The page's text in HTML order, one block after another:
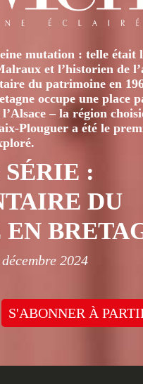
mutation : telle était
et l’historien de
du patrimoine en
occupe une place
– la région
Plouguer a été le
SÉRIE :
DU
2024
S'ABONNER À